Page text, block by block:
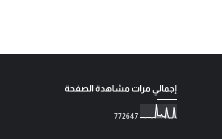
إجمالي مرات مشاهدة الصفحة
772647